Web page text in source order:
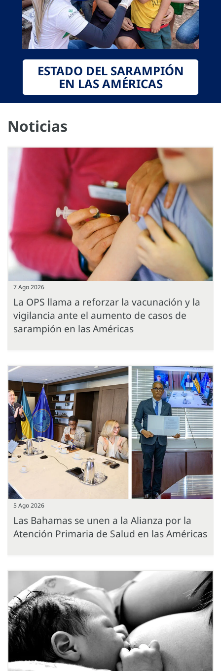
ESTADO DEL SARAMPIÓN
EN LAS AMÉRICAS
Noticias
7 Ago 2026
La OPS llama a reforzar la vacunación y la
vigilancia ante el aumento de casos de
sarampión en las Américas
5 Ago 2026
Las Bahamas se unen a la Alianza por la
Atención Primaria de Salud en las Américas